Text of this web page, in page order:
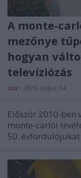
A monte-
mezőnye
hogyan
televíziózás
sixx • 2019. május 14.
Először 2010-ben
monte-carlói
50. évfordulójukat